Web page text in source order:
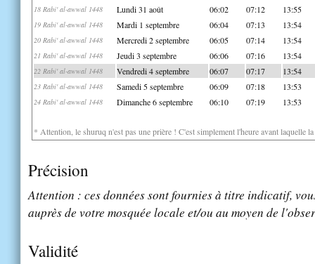
18 Rabi' al-awwal 1448 Lundi 31 août 06:02 07:12 13:55
19 Rabi' al-awwal 1448 Mardi 1 septembre 06:04 07:13 13:54
20 Rabi' al-awwal 1448 Mercredi 2 septembre 06:05 07:14 13:54
21 Rabi' al-awwal 1448 Jeudi 3 septembre 06:06 07:16 13:54
22 Rabi' al-awwal 1448 Vendredi 4 septembre 06:07 07:17 13:54
23 Rabi' al-awwal 1448 Samedi 5 septembre 06:09 07:18 13:53
24 Rabi' al-awwal 1448 Dimanche 6 septembre 06:10 07:19 13:53
* Attention, le shuruq n'est pas une prière ! C'est simplement l'heure avant laquelle
Précision
Attention : ces données sont fournies à titre indicatif,
auprès de votre mosquée locale et/ou au moyen de
Validité